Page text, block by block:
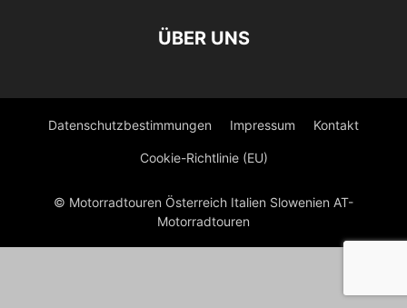
ÜBER UNS
Datenschutzbestimmungen Impressum Kontakt
Cookie-Richtlinie (EU)
© Motorradtouren Österreich Italien Slowenien AT-
Motorradtouren